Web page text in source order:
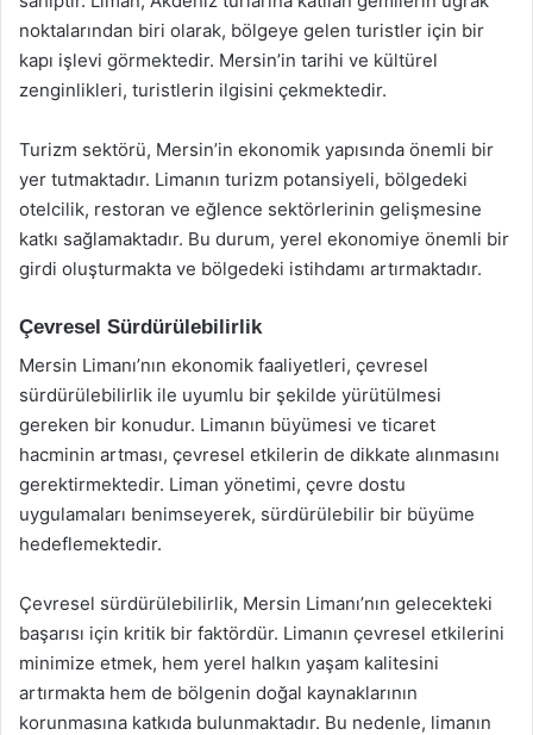
noktalarından biri olarak, bölgeye gelen turistler için bir
kapı işlevi görmektedir. Mersin’in tarihi ve kültürel
zenginlikleri, turistlerin ilgisini çekmektedir.
Turizm sektörü, Mersin’in ekonomik yapısında önemli bir
yer tutmaktadır. Limanın turizm potansiyeli, bölgedeki
otelcilik, restoran ve eğlence sektörlerinin gelişmesine
katkı sağlamaktadır. Bu durum, yerel ekonomiye önemli bir
girdi oluşturmakta ve bölgedeki istihdamı artırmaktadır.
Çevresel Sürdürülebilirlik
Mersin Limanı’nın ekonomik faaliyetleri, çevresel
sürdürülebilirlik ile uyumlu bir şekilde yürütülmesi
gereken bir konudur. Limanın büyümesi ve ticaret
hacminin artması, çevresel etkilerin de dikkate alınmasını
gerektirmektedir. Liman yönetimi, çevre dostu
uygulamaları benimseyerek, sürdürülebilir bir büyüme
hedeflemektedir.
Çevresel sürdürülebilirlik, Mersin Limanı’nın gelecekteki
başarısı için kritik bir faktördür. Limanın çevresel etkilerini
minimize etmek, hem yerel halkın yaşam kalitesini
artırmakta hem de bölgenin doğal kaynaklarının
korunmasına katkıda bulunmaktadır. Bu nedenle, limanın